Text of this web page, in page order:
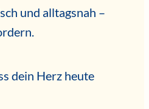
und alltagsnah –
dein Herz heute